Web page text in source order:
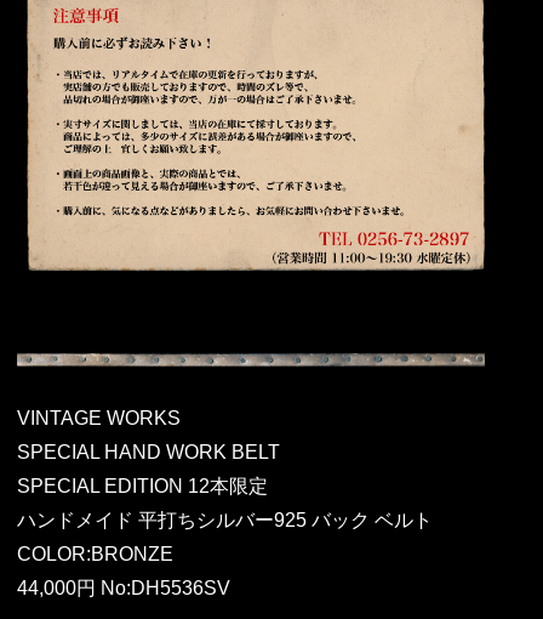
VINTAGE WORKS
SPECIAL HAND WORK BELT
SPECIAL EDITION 12本限定
ハンドメイド 平打ちシルバー925 バック ベルト
COLOR:BRONZE
44,000円 No:DH5536SV